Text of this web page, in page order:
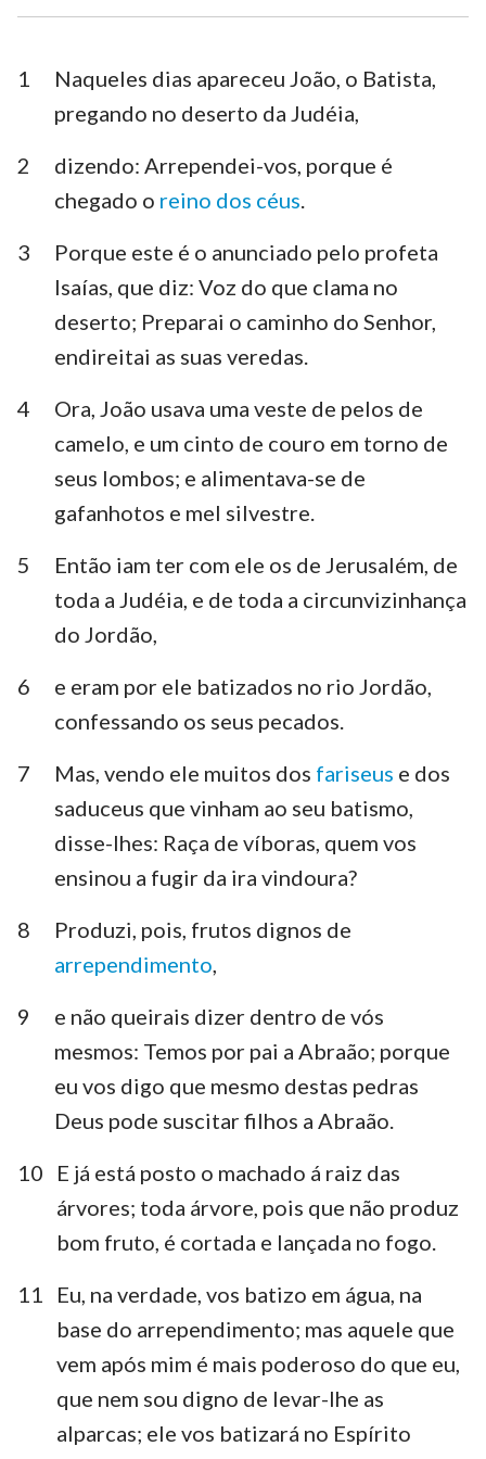
1 Timóteo 2 Timóteo
Tito Filemón
Hebreus Tiago
1 Pedro 2 Pedro
1 João 2 João
3 João Judas
Apocalipse
1
Naqueles dias apareceu João, o Batista,
pregando no deserto da Judéia,
2
dizendo: Arrependei-vos, porque é
chegado o reino dos céus
3
Porque este é o anunciado pelo profeta
Isaías, que diz: Voz do que clama no
deserto; Preparai o caminho do Senhor,
endireitai as suas veredas.
4
Ora, João usava uma veste de pelos de
camelo, e um cinto de couro em torno de
seus lombos; e alimentava-se de
gafanhotos e mel silvestre.
5
Então iam ter com ele os de Jerusalém, de
toda a Judéia, e de toda a circunvizinhança
do Jordão,
6
e eram por ele batizados no rio Jordão,
confessando os seus pecados.
7
Mas, vendo ele muitos dos fariseus e dos
saduceus que vinham ao seu batismo,
disse-lhes: Raça de víboras, quem vos
ensinou a fugir da ira vindoura?
8
Produzi, pois, frutos dignos de
arrependimento
9
e não queirais dizer dentro de vós
mesmos: Temos por pai a Abraão; porque
eu vos digo que mesmo destas pedras
Deus pode suscitar filhos a Abraão.
10
E já está posto o machado á raiz das
árvores; toda árvore, pois que não produz
bom fruto, é cortada e lançada no fogo.
11
Eu, na verdade, vos batizo em água, na
base do arrependimento; mas aquele que
vem após mim é mais poderoso do que eu,
que nem sou digno de levar-lhe as
alparcas; ele vos batizará no Espírito